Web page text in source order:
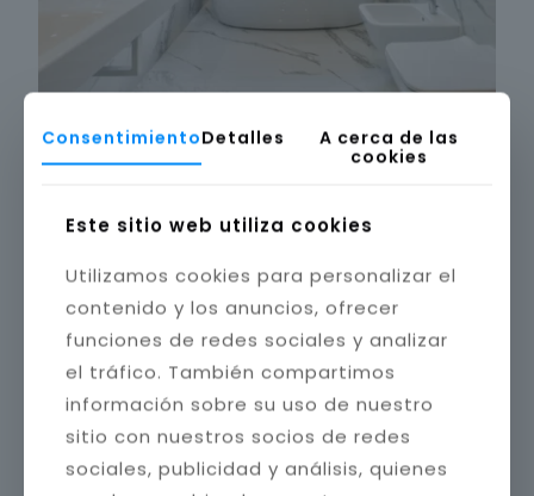
ConsentimientoDetalles
A cerca de las
cookies
Este sitio web utiliza cookies
Utilizamos cookies para personalizar el
contenido y los anuncios, ofrecer
funciones de redes sociales y analizar
el tráfico. También compartimos
información sobre su uso de nuestro
sitio con nuestros socios de redes
sociales, publicidad y análisis, quienes